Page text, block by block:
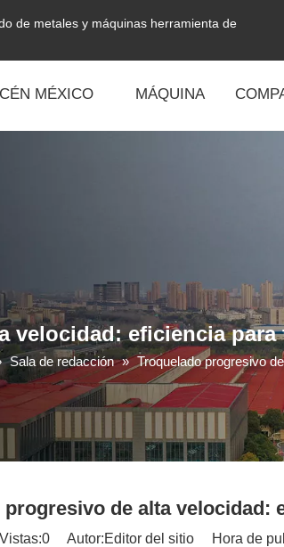
de metales y máquinas herramienta de
MÉXICO MÁQUINA
velocidad: eficiencia para
Sala de redacción » Troquelado progresivo
progresivo de alta velocidad:
Vistas:0Autor:Editor del sitio Hora de